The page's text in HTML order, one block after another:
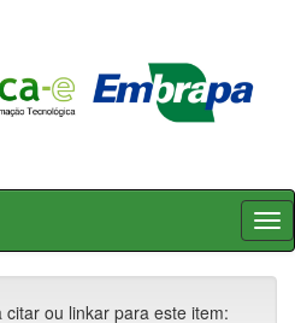
ou linkar para este item: